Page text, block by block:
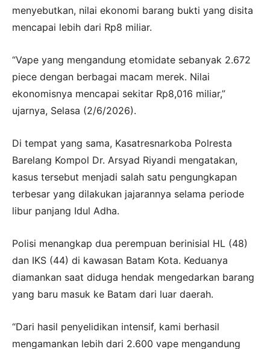
menyebutkan, nilai ekonomi barang bukti yang disita
mencapai lebih dari Rp8 miliar.
“Vape yang mengandung etomidate sebanyak 2.672
piece dengan berbagai macam merek. Nilai
ekonomisnya mencapai sekitar Rp8,016 miliar,”
ujarnya, Selasa (2/6/2026).
Di tempat yang sama, Kasatresnarkoba Polresta
Barelang Kompol Dr. Arsyad Riyandi mengatakan,
kasus tersebut menjadi salah satu pengungkapan
terbesar yang dilakukan jajarannya selama periode
libur panjang Idul Adha.
Polisi menangkap dua perempuan berinisial HL (48)
dan IKS (44) di kawasan Batam Kota. Keduanya
diamankan saat diduga hendak mengedarkan barang
yang baru masuk ke Batam dari luar daerah.
“Dari hasil penyelidikan intensif, kami berhasil
mengamankan lebih dari 2.600 vape mengandung